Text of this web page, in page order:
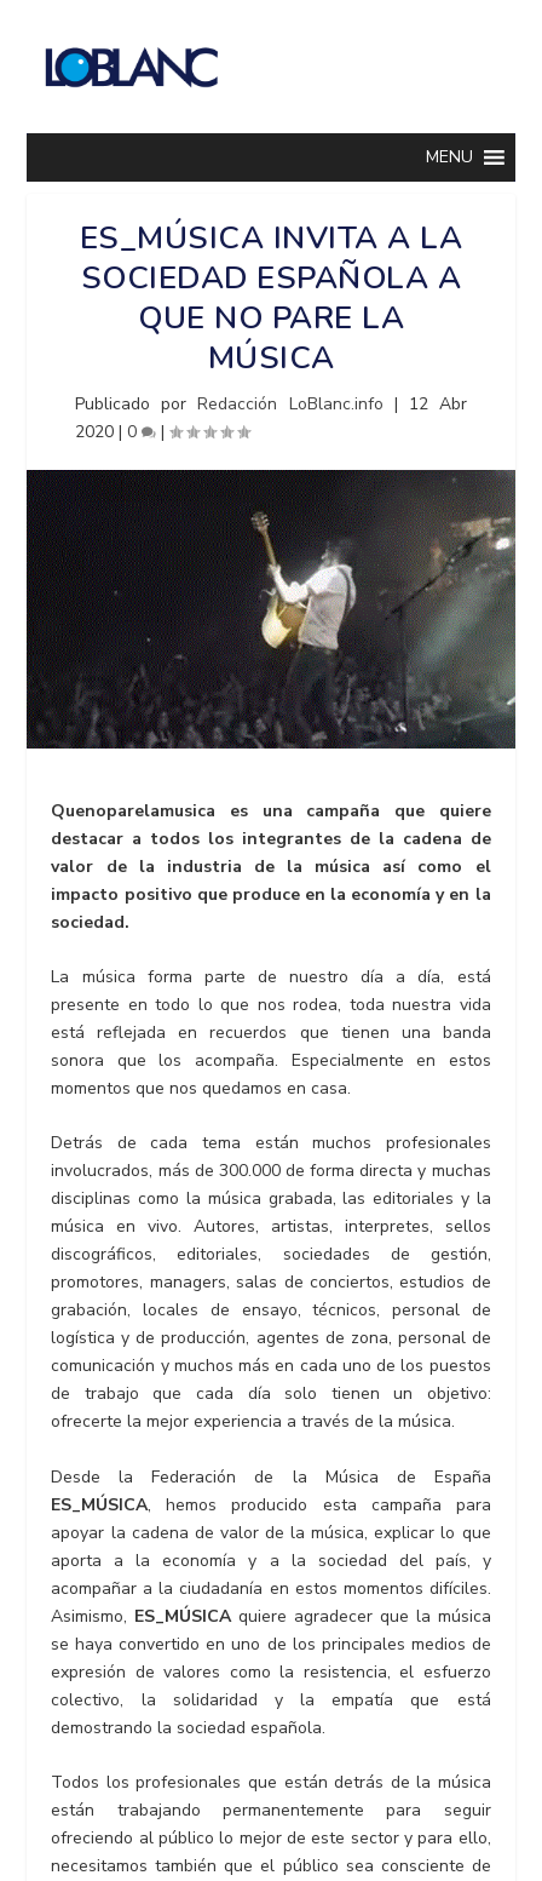
MENU
ES_MÚSICA INVITA A LA
SOCIEDAD ESPAÑOLA A
QUE NO PARE LA
MÚSICA
Publicado porRedacción LoBlanc.info | 12 Abr
2020 |0 |
Quenoparelamusica es una campaña que quiere
destacar a todos los integrantes de la cadena de
valor de la industria de la música así como el
impacto positivo que produce en la economía y en la
sociedad.
La música forma parte de nuestro día a día, está
presente en todo lo que nos rodea, toda nuestra vida
está reflejada en recuerdos que tienen una banda
sonora que los acompaña. Especialmente en estos
momentos que nos quedamos en casa.
Detrás de cada tema están muchos profesionales
involucrados, más de 300.000 de forma directa y muchas
disciplinas como la música grabada, las editoriales y la
música en vivo. Autores, artistas, interpretes, sellos
discográficos, editoriales, sociedades de gestión,
promotores, managers, salas de conciertos, estudios de
grabación, locales de ensayo, técnicos, personal de
logística y de producción, agentes de zona, personal de
comunicación y muchos más en cada uno de los puestos
de trabajo que cada día solo tienen un objetivo:
ofrecerte la mejor experiencia a través de la música.
Desde la Federación de la Música de España
ES_MÚSICA, hemos producido esta campaña para
apoyar la cadena de valor de la música, explicar lo que
aporta a la economía y a la sociedad del país, y
acompañar a la ciudadanía en estos momentos difíciles.
Asimismo, ES_MÚSICAquiere agradecer que la música
se haya convertido en uno de los principales medios de
expresión de valores como la resistencia, el esfuerzo
colectivo, la solidaridad y la empatía que está
demostrando la sociedad española.
Todos los profesionales que están detrás de la música
están trabajando permanentemente para seguir
ofreciendo al público lo mejor de este sector y para ello,
necesitamos también que el público sea consciente de